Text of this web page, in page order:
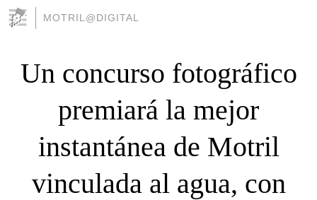
MOTRIL@DIGITAL
Un concurso fotográfico
premiará la mejor
instantánea de Motril
vinculada al agua, con